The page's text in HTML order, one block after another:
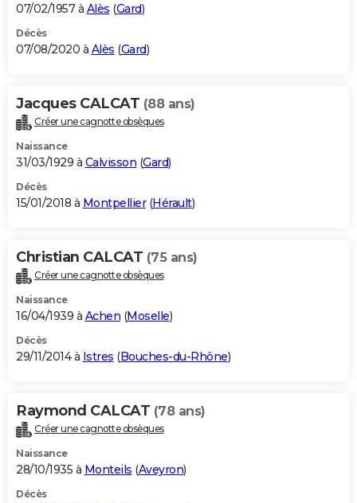
07/02/1957 à Alès (Gard)
Décès
07/08/2020 à Alès (Gard)
Jacques CALCAT (88 ans)
Créer une cagnotte obsèques
Naissance
31/03/1929 à Calvisson (Gard)
Décès
15/01/2018 à Montpellier(Hérault)
Christian CALCAT (75 ans)
Créer une cagnotte obsèques
Naissance
16/04/1939 à Achen (Moselle)
Décès
29/11/2014 à Istres (Bouches-du-Rhône)
Raymond CALCAT (78 ans)
Créer une cagnotte obsèques
Naissance
28/10/1935 à Monteils (Aveyron)
Décès